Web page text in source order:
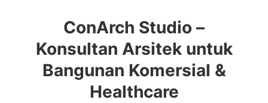
ConArch Studio –
Konsultan Arsitek untuk
Bangunan Komersial &
Healthcare